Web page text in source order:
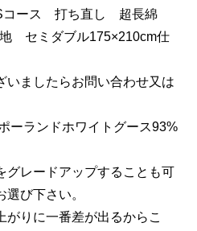
コース 打ち直し 超長綿
セミダブル175×210cm仕
いましたらお問い合わせ又は
ーランドホワイトグース93%
レードアップすることも可
び下さい。
りに一番差が出るからこ